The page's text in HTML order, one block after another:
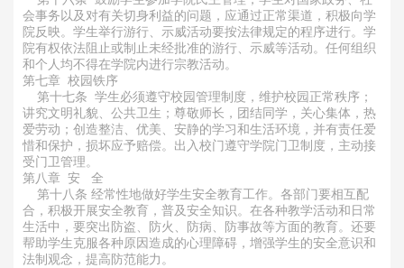
会事务以及对有关切身利益的问题，应通过正常渠道，积极向学
院反映。学生举行游行、示威活动要按法律规定的程序进行。学
院有权依法阻止或制止未经批准的游行、示威等活动。任何组织
和个人均不得在学院内进行宗教活动。
第七章 校园铁序
第十七条 学生必须遵守校园管理制度，维护校园正常秩序；
讲究文明礼貌、公共卫生；尊敬师长，团结同学，关心集体，热
爱劳动；创造整洁、优美、安静的学习和生活环境，并有责任爱
惜和保护，损坏应予赔偿。出入校门遵守学院门卫制度，主动接
受门卫管理。
第八章 安 全
第十八条 经常性地做好学生安全教育工作。各部门要相互配
合，积极开展安全教育，普及安全知识。在各种教学活动和日常
生活中，要突出防盗、防火、防病、防事故等方面的教育。还要
帮助学生克服各种原因造成的心理障碍，增强学生的安全意识和
法制观念，提高防范能力。